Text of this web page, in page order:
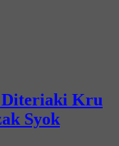
Diteriaki Kru
Syok